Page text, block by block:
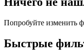
Попробуйте изменить
Быстрые